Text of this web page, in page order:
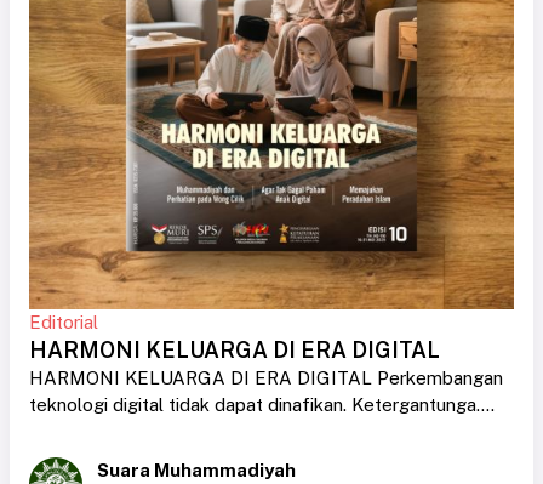
Editorial
HARMONI KELUARGA DI ERA DIGITAL
HARMONI KELUARGA DI ERA DIGITAL Perkembangan
teknologi digital tidak dapat dinafikan. Ketergantunga....
Suara Muhammadiyah